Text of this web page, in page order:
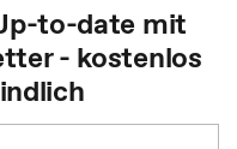
to-date mit
- kostenlos